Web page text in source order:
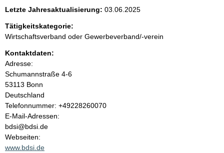
n
i
n
h
a
l
t
Letzte Jahresaktualisierung: 03.06.2025
Tätigkeitskategorie:
Wirtschaftsverband oder Gewerbeverband/-verein
Kontaktdaten:
Adresse:
Schumannstraße 4-6
53113 Bonn
Deutschland
K
o
n
t
a
Telefonnummer: +49228260070
E-Mail-Adressen:
bdsi@bdsi.de
Webseiten:
www.bdsi.de